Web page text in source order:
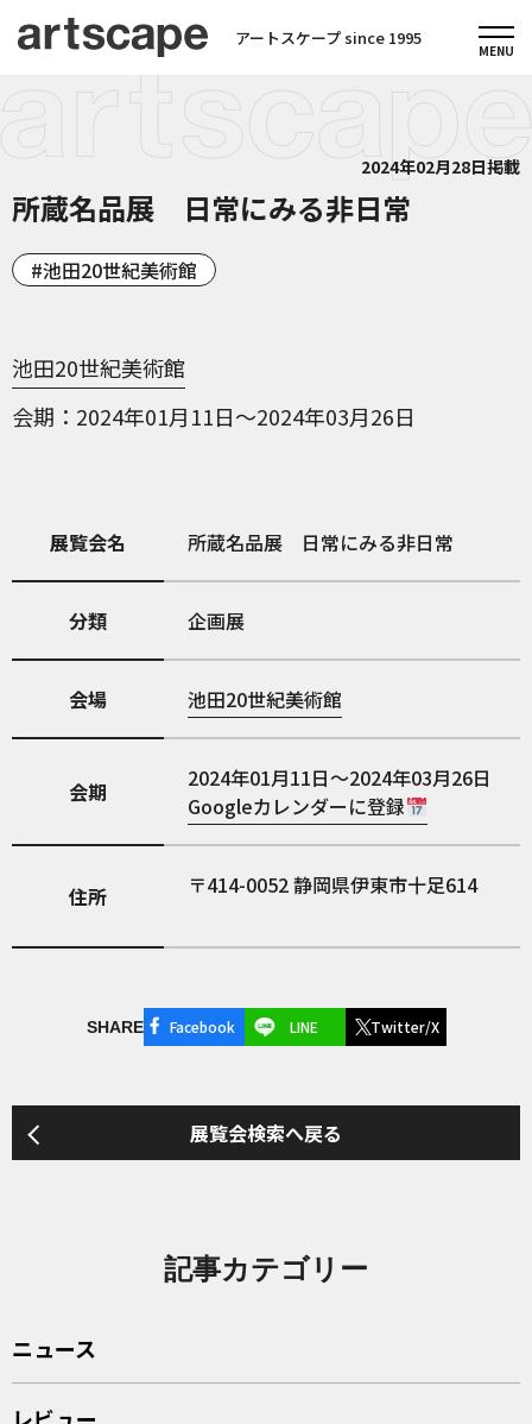
アートスケープ since 1995
2024年02月28日掲載
所蔵名品展 日常にみる非日常
池田20世紀美術館
池田20世紀美術館
会期
2024年01月11日～2024年03月26日
展覧会名 所蔵名品展 日常にみる非日常
分類 企画展
会場 池田20世紀美術館
会期
2024年01月11日～2024年03月26日
Googleカレンダーに登録
住所 414-0052静岡県伊東市十足614
SHARE Facebook LINE Twitter/X
展覧会検索へ戻る
記事カテゴリー
ニュース